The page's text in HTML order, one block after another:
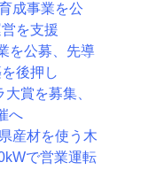
成事業を公
を支援
を公募、先導
後押し
賞を募集、
へ
産材を使う木
で営業運転